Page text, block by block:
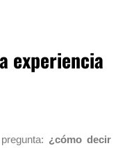
experiencia
¿cómo decir